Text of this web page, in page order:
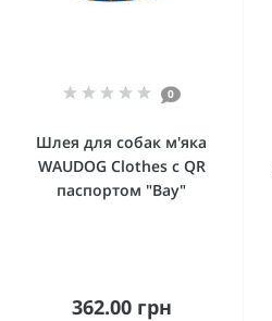
0
Шлея для собак м'яка
WAUDOG Clothes c QR
паспортом "Вау"
362.00 грн